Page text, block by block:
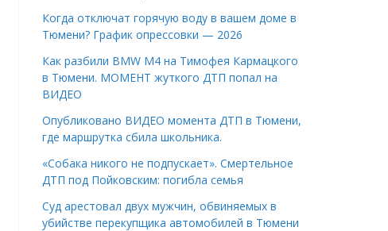
Когда отключат горячую воду в вашем доме в
Тюмени? График опрессовки — 2026
Как разбили BMW M4 на Тимофея Кармацкого
в Тюмени. МОМЕНТ жуткого ДТП попал на
ВИДЕО
Опубликовано ВИДЕО момента ДТП в Тюмени,
где маршрутка сбила школьника.
«Собака никого не подпускает». Смертельное
ДТП под Пойковским: погибла семья
Суд арестовал двух мужчин, обвиняемых в
убийстве перекупщика автомобилей в Тюмени